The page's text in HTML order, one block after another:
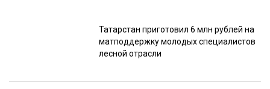
Татарстан приготовил 6 млн рублей на
матподдержку молодых специалистов
лесной отрасли